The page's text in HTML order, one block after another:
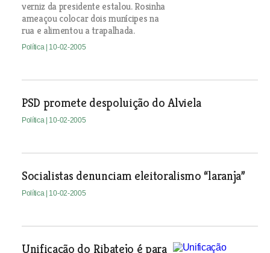
verniz da presidente estalou. Rosinha
ameaçou colocar dois munícipes na
rua e alimentou a trapalhada.
Política | 10-02-2005
PSD promete despoluição do Alviela
Política | 10-02-2005
Socialistas denunciam eleitoralismo “laranja”
Política | 10-02-2005
Unificação do Ribatejo é para